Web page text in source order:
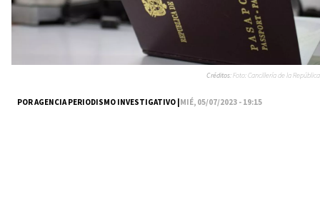
POR AGENCIA PERIODISMO INVESTIGATIVO |MIÉ, 05/07/2023 - 19:15
Créditos:Foto: Cancillería de la República